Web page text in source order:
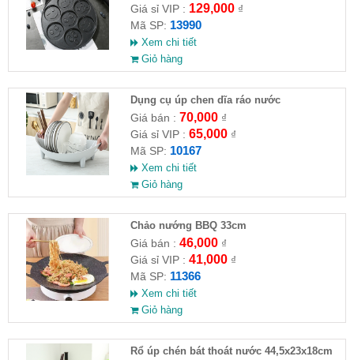
Giá sỉ VIP : 129,000₫
Mã SP: 13990
Xem chi tiết
Giỏ hàng
Dụng cụ úp chen dĩa ráo nước
Giá bán : 70,000₫
Giá sỉ VIP : 65,000₫
Mã SP: 10167
Xem chi tiết
Giỏ hàng
Chảo nướng BBQ 33cm
Giá bán : 46,000₫
Giá sỉ VIP : 41,000₫
Mã SP: 11366
Xem chi tiết
Giỏ hàng
Rổ úp chén bát thoát nước 44,5x23x18cm